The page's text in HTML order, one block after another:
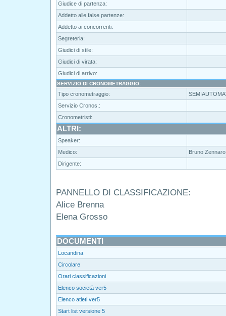
Giudice di partenza:
Addetto alle false partenze:
Addetto ai concorrenti:
Segreteria:
Giudici di stile:
Giudici di virata:
Giudici di arrivo:
SERVIZIO DI CRONOMETRAGGIO:
Tipo cronometraggio:
Servizio Cronos.:
Cronometristi:
ALTRI:
Speaker:
Medico:
Bruno
Dirigente:
PANNELLO DI CLASSIFICAZIONE:
Alice Brenna
Elena Grosso
DOCUMENTI
Locandina
Circolare
Orari classificazioni
Elenco società ver5
Elenco atleti ver5
Start list versione 5